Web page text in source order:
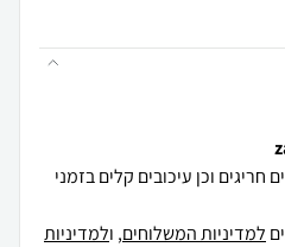
חריגים וכן עיכובים קלים בזמני
למדיניות המשלוחים, ולמדיניות